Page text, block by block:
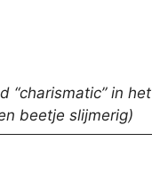
“charismatic” in het
beetje slijmerig)